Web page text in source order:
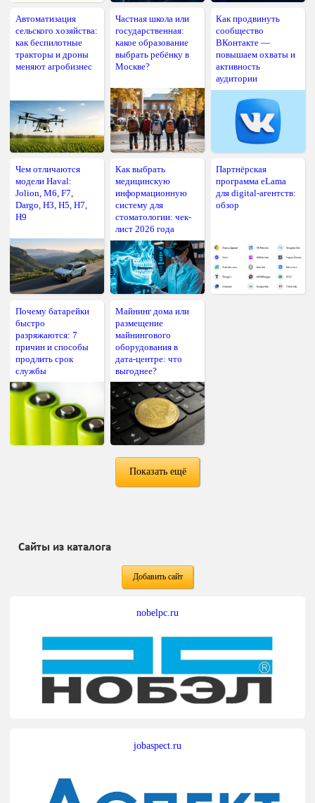
Автоматизация
сельского хозяйства:
как беспилотные
тракторы и дроны
меняют агробизнес
Частная школа или
государственная:
какое образование
выбрать ребёнку в
Москве?
Как продвинуть
сообщество
ВКонтакте —
повышаем охваты и
активность
аудитории
Чем отличаются
модели Haval:
Jolion, M6, F7,
Dargo, H3, H5, H7,
H9
Как выбрать
медицинскую
информационную
систему для
стоматологии: чек-
лист 2026 года
Партнёрская
программа eLama
для digital-агентств:
обзор
Почему батарейки
быстро
разряжаются: 7
причин и способы
продлить срок
службы
Майнинг дома или
размещение
майнингового
оборудования в
дата-центре: что
выгоднее?
Показать ещё
Сайты из каталога
Добавить сайт
nobelpc.ru
jobaspect.ru